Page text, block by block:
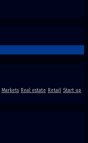
Markets Real estate Retail Start up